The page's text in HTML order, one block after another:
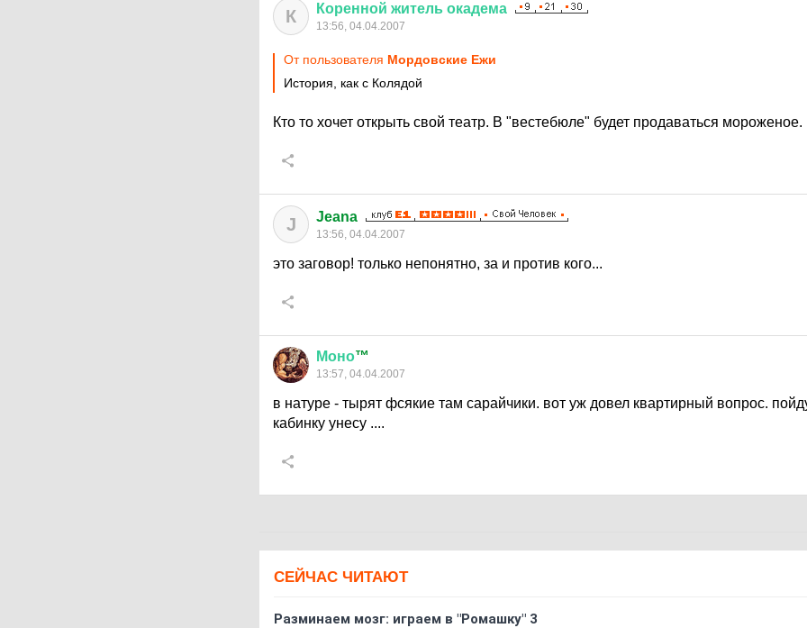
К Коренной житель окадема
13:56, 04.04.2007
От пользователя Мордовские Ежи
История, как с Колядой
Кто то хочет открыть свой театр. В "вестебюле" будет продаваться мороженое.
J Jeana
13:56, 04.04.2007
это заговор! только непонятно, за и против кого...
Моно™
13:57, 04.04.2007
в натуре - тырят фсякие там сарайчики. вот уж довел квартирный вопрос.
кабинку унесу ....
СЕЙЧАС ЧИТАЮТ
Разминаем мозг: играем в "Ромашку" 3